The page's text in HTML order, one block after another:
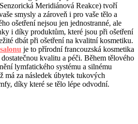
Meridiánová Reakce) tvoří
smysly a zároveň i pro vaše tělo a
ošetření nejsou jen jednostranné, ale
i díky produktům, které jsou při ošetření
dbát při ošetření na kvalitní kosmetiku.
je to přírodní francouzská kosmetika
kvalitu a péči. Během tělového
lymfatického systému a silnému
má za následek úbytek tukových
díky které se tělo lépe odvodní.